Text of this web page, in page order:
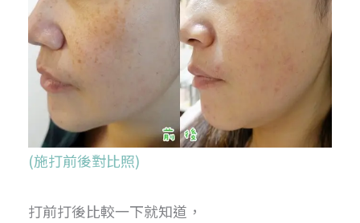
(施打前後對比照)
打前打後比較一下就知道，